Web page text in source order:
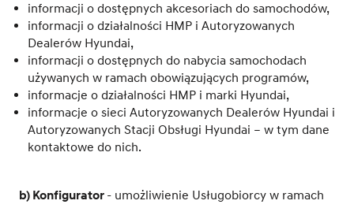
informacji o dostępnych akcesoriach do samochodów,
informacji o działalności HMP i Autoryzowanych
Dealerów Hyundai,
informacji o dostępnych do nabycia samochodach
używanych w ramach obowiązujących programów,
informacje o działalności HMP i marki Hyundai,
informacje o sieci Autoryzowanych Dealerów Hyundai i
Autoryzowanych Stacji Obsługi Hyundai – w tym dane
kontaktowe do nich.
b) Konfigurator - umożliwienie Usługobiorcy w ramach